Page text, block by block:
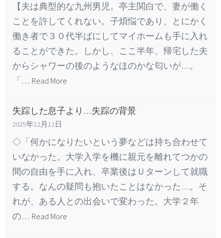
【夫は典型的な九州男児。亭主関白で、妻が働く
ことを許してくれない。子煩悩であり、とにかく
働き者で３０代半ばにしてマイホームも手に入れ
ることができた。しかし、ここ半年、帰宅した夫
からシャワーの後のようなほのかな匂いが…。
「… Read More
失踪した息子より…失踪の背景
2025年12月12日
◇「何かになりたいという夢などは持ち合わせて
いなかった。大学入学を機に親元を離れてつかの
間の自由を手に入れ、卒業後はＵターンして就職
する。なんの疑問も抱いたことはなかった…。そ
れが、ある人との出会いで変わった。大学２年
の… Read More